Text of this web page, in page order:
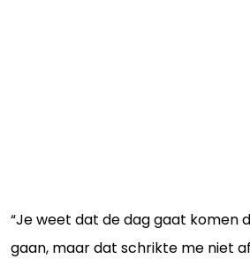
“Je weet dat de dag gaat komen
gaan, maar dat schrikte me niet